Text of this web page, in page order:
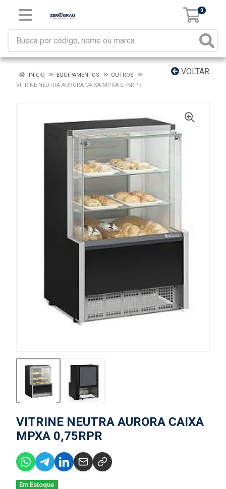
0
VOLTAR
INÍCIO EQUIPAMENTOS
OUTROS
VITRINE NEUTRA AURORA CAIXA MPXA 0,75RPR
VITRINE NEUTRA AURORA CAIXA
MPXA 0,75RPR
Em Estoque